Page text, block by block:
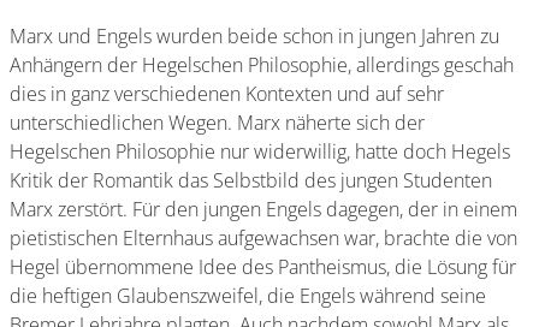
Marx und Engels wurden beide schon in jungen Jahren zu
Anhängern der Hegelschen Philosophie, allerdings geschah
dies in ganz verschiedenen Kontexten und auf sehr
unterschiedlichen Wegen. Marx näherte sich der
Hegelschen Philosophie nur widerwillig, hatte doch Hegels
Kritik der Romantik das Selbstbild des jungen Studenten
Marx zerstört. Für den jungen Engels dagegen, der in einem
pietistischen Elternhaus aufgewachsen war, brachte die von
Hegel übernommene Idee des Pantheismus, die Lösung für
die heftigen Glaubenszweifel, die Engels während seine